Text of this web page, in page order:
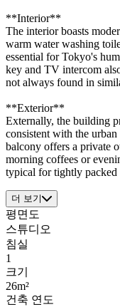
**Interior**
The interior boasts
warm water washing
essential for Tokyo's
key and TV intercom
not always found in
**Exterior**
Externally, the building
consistent with the
balcony offers a private
morning coffees or
typical for tightly packed
더 보기
평면도
스튜디오
침실
1
크기
26m²
건축 연도